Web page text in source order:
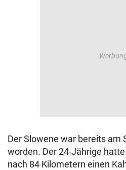
Der Slowene war bereits am
worden. Der 24-Jährige
nach 84 Kilometern einen